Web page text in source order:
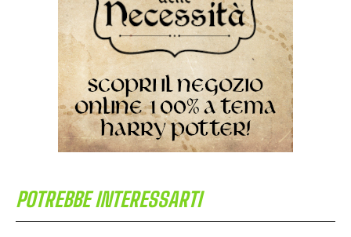
POTREBBE INTERESSARTI